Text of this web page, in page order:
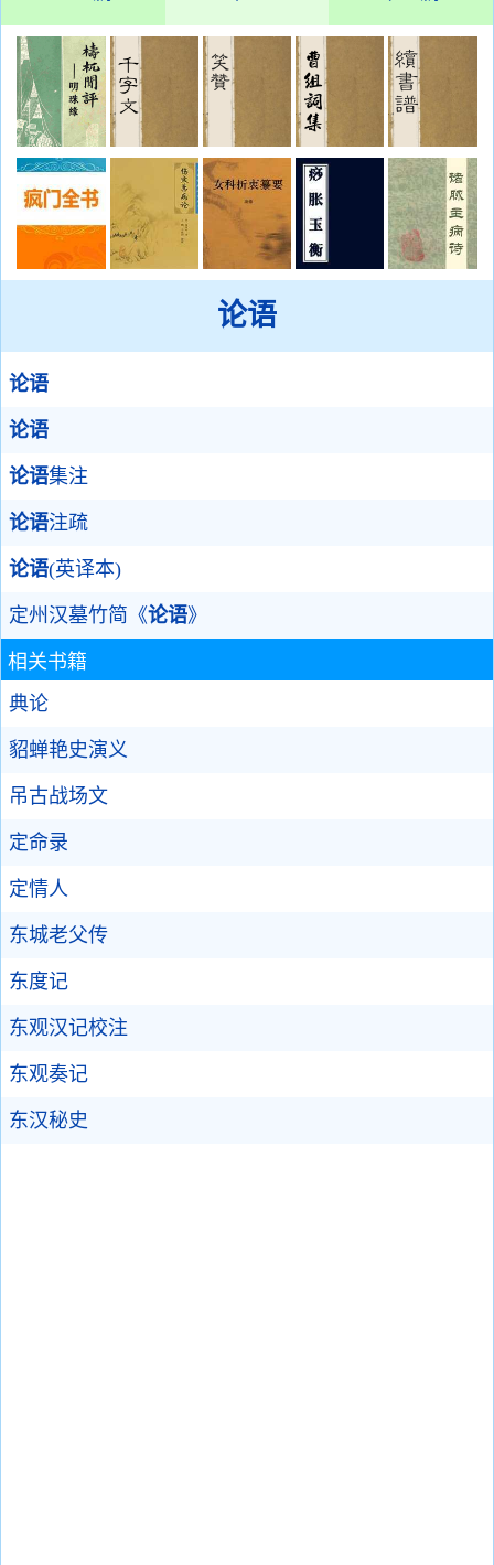
论语
论语
论语
论语集注
论语注疏
论语(英译本)
定州汉墓竹简《论语》
相关书籍
典论
貂蝉艳史演义
吊古战场文
定命录
定情人
东城老父传
东度记
东观汉记校注
东观奏记
东汉秘史